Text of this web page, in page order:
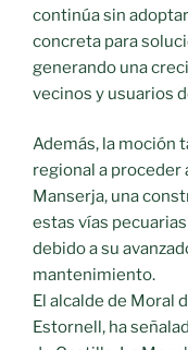
continúa sin
concreta para
generando una
vecinos y usuarios
Además, la moción
regional a proceder
Manserja, una
estas vías
debido a su
mantenimiento.
El alcalde de Moral
Estornell, ha